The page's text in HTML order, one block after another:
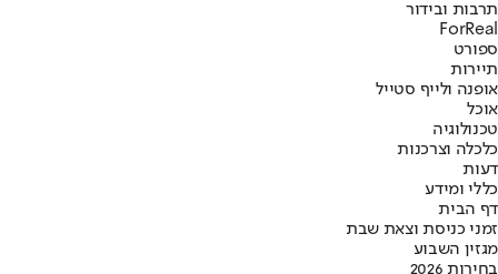
תרבות ובידור
ForReal
ספורט
תיירות
אופנה ולייף סטייל
אוכל
טכנולוגיה
כלכלה וצרכנות
דעות
כללי ומידע
דף הבית
זמני כניסת וצאת שבת
מגזין השבוע
בחירות 2026